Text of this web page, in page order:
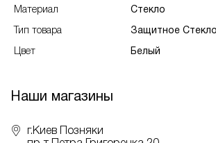
Материал Стекло
Тип товара Защитное Стекло
Цвет Белый
Наши магазины
г.Киев Позняки